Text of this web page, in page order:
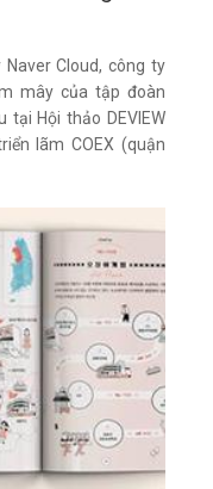
Cloud, công ty
mây của tập đoàn
tại Hội thảo DEVIEW
lãm COEX (quận